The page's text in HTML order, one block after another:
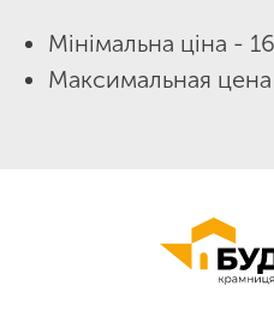
Мінімальна ціна -
Максимальная